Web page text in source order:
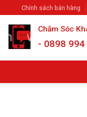
Chính sách bán hàng
Chăm Sóc
- 0898 994